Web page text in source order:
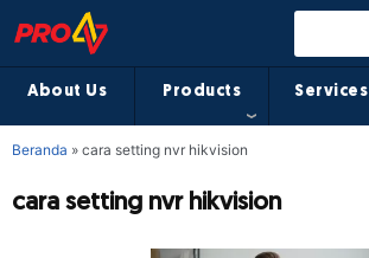
About Us Products Services
Beranda » cara setting nvr hikvision
cara setting nvr hikvision